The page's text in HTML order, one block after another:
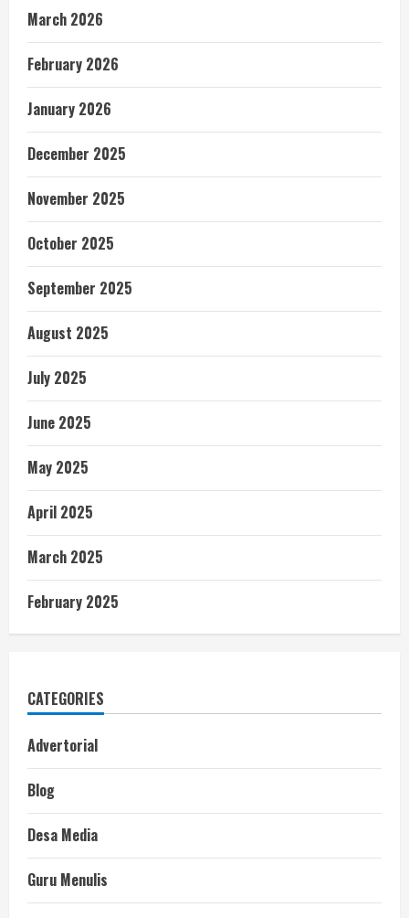
March 2026
February 2026
January 2026
December 2025
November 2025
October 2025
September 2025
August 2025
July 2025
June 2025
May 2025
April 2025
March 2025
February 2025
CATEGORIES
Advertorial
Blog
Desa Media
Guru Menulis